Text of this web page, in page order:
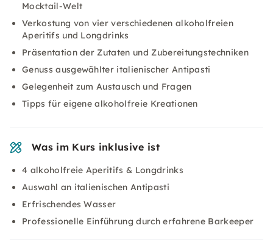
Mocktail-Welt
Verkostung von vier verschiedenen alkoholfreien
Aperitifs und Longdrinks
Präsentation der Zutaten und Zubereitungstechniken
Genuss ausgewählter italienischer Antipasti
Gelegenheit zum Austausch und Fragen
Tipps für eigene alkoholfreie Kreationen
Was im Kurs inklusive ist
4 alkoholfreie Aperitifs & Longdrinks
Auswahl an italienischen Antipasti
Erfrischendes Wasser
Professionelle Einführung durch erfahrene Barkeeper